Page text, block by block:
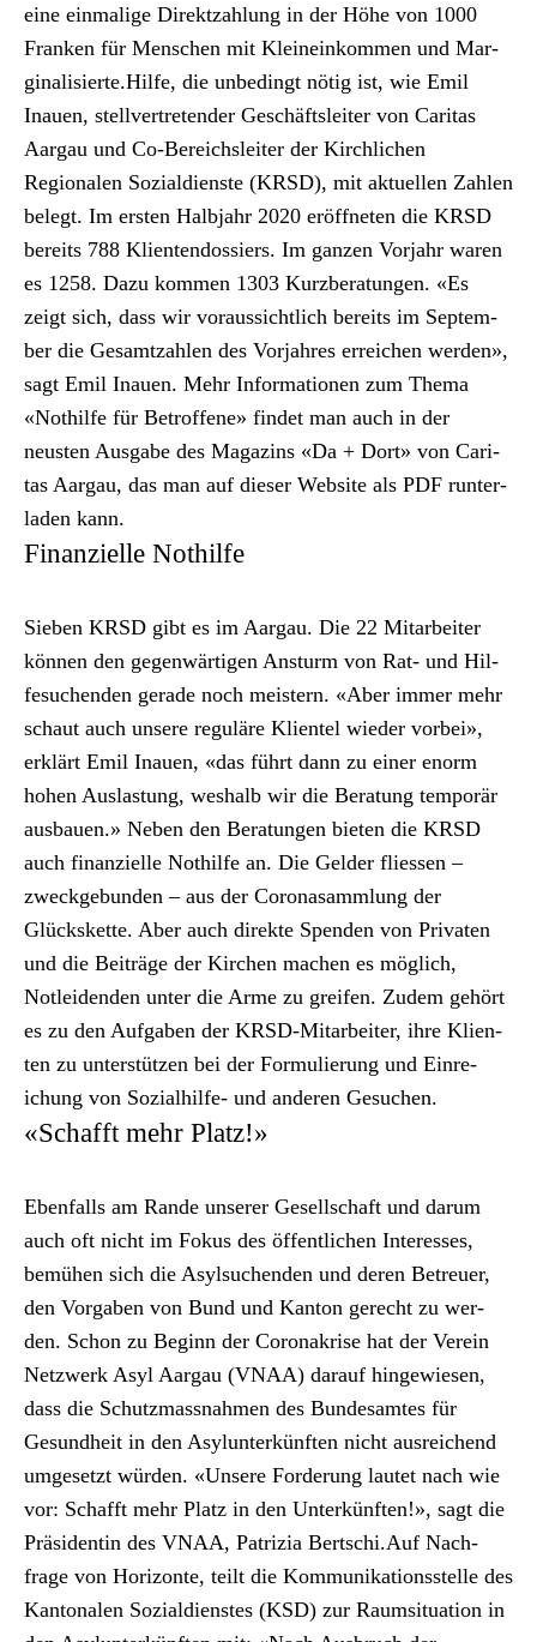
eine ein­ma­lige Direk­tzahlung in der Höhe von 1000
Franken für Men­schen mit Kleineinkom­men und Mar­
gin­al­isierte.Hil­fe, die unbe­d­ingt nötig ist, wie Emil
Inauen, stel­lvertre­tender Geschäft­sleit­er von Car­i­tas
Aar­gau und Co-Bere­ich­sleit­er der Kirch­lichen
Regionalen Sozial­dien­ste (KRSD), mit aktuellen Zahlen
belegt. Im ersten Hal­b­jahr 2020 eröffneten die KRSD
bere­its 788 Klien­ten­dossiers. Im ganzen Vor­jahr waren
es 1258. Dazu kom­men 1303 Kurzber­atun­gen. «Es
zeigt sich, dass wir voraus­sichtlich bere­its im Sep­tem­
ber die Gesamtzahlen des Vor­jahres erre­ichen wer­den»,
sagt Emil Inauen. Mehr Infor­ma­tio­nen zum The­ma
«Nothil­fe für Betrof­fene» find­et man auch in der
neusten Aus­gabe des Mag­a­zins «Da + Dort» von Car­i­
tas Aar­gau, das man auf dieser Web­site als PDF run­ter­
laden kann.
Finanzielle Nothilfe
Sieben KRSD gibt es im Aar­gau. Die 22 Mitar­beit­er
kön­nen den gegen­wär­ti­gen Ansturm von Rat- und Hil­
fe­suchen­den ger­ade noch meis­tern. «Aber immer mehr
schaut auch unsere reg­uläre Klien­tel wieder vor­bei»,
erk­lärt Emil Inauen, «das führt dann zu ein­er enorm
hohen Aus­las­tung, weshalb wir die Beratung tem­porär
aus­bauen.» Neben den Beratun­gen bieten die KRSD
auch finanzielle Nothil­fe an. Die Gelder fliessen –
zweck­ge­bun­den – aus der Coro­nasamm­lung der
Glücks­kette. Aber auch direk­te Spenden von Pri­vat­en
und die Beiträge der Kirchen machen es möglich,
Notlei­den­den unter die Arme zu greifen. Zudem gehört
es zu den Auf­gaben der KRSD-Mitar­beit­er, ihre Klien­
ten zu unter­stützen bei der For­mulierung und Ein­re­
ichung von Sozial­hil­fe- und anderen Gesuchen.
«Schafft mehr Platz!»
Eben­falls am Rande unser­er Gesellschaft und darum
auch oft nicht im Fokus des öffentlichen Inter­ess­es,
bemühen sich die Asyl­suchen­den und deren Betreuer,
den Vor­gaben von Bund und Kan­ton gerecht zu wer­
den. Schon zu Beginn der Coro­n­akrise hat der Vere­in
Net­zw­erk Asyl Aar­gau (VNAA) darauf hingewiesen,
dass die Schutz­mass­nah­men des Bun­de­samtes für
Gesund­heit in den Asy­lun­terkün­ften nicht aus­re­ichend
umge­set­zt wür­den. «Unsere Forderung lautet nach wie
vor: Schafft mehr Platz in den Unterkün­ften!», sagt die
Präsi­dentin des VNAA, Patrizia Bertschi.Auf Nach­
frage von Hor­i­zonte, teilt die Kom­mu­nika­tion­sstelle des
Kan­tonalen Sozial­dien­stes (KSD) zur Raum­si­t­u­a­tion in